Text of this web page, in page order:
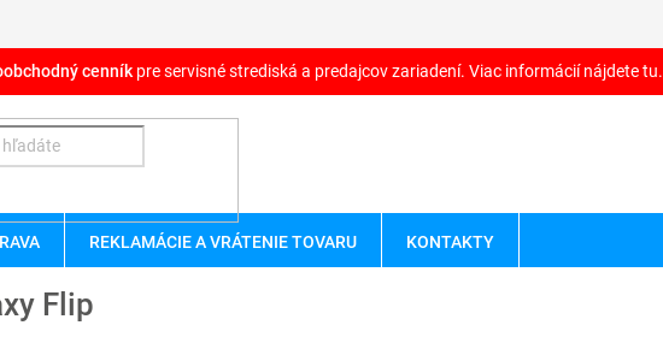
cenník pre servisné strediská a predajcov zariadení. Viac informácií nájdete tu.
REKLAMÁCIE A VRÁTENIE TOVARU KONTAKTY
Flip